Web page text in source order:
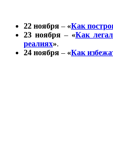
22 ноября – «Как
23 ноября – «Как
реалиях».
24 ноября – «Как